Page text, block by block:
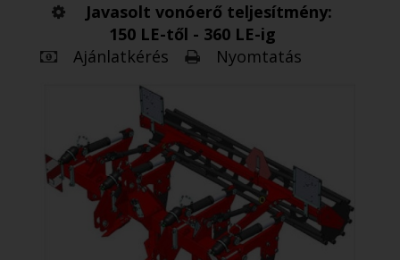
Javasolt vonóerő teljesítmény:
150 LE-től - 360 LE-ig
Ajánlatkérés
Nyomtatás